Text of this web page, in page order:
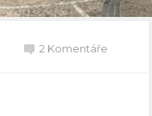
2 Komentáře